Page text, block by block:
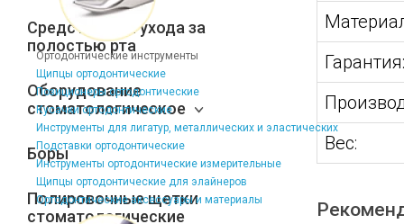
Ортодонтические инструменты
Щипцы ортодонтические
Позиционеры ортодонтические
Кусачки ортодонтические
Инструменты для лигатур, металлических и эластических
Подставки ортодонтические
Инструменты ортодонтические измерительные
Щипцы ортодонтические для элайнеров
Ортодонтические аксессуары и материалы
Средства для ухода за
полостью рта
Оборудование
стоматологическое
Боры
Полировочные щетки
стоматологические
Гарантия:
Вес: